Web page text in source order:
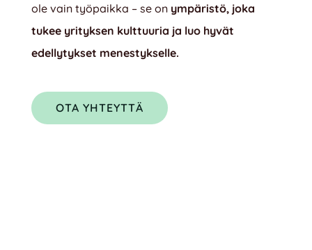
ole vain työpaikka – se on ympäristö, joka
tukee yrityksen kulttuuria ja luo hyvät
edellytykset menestykselle.
OTA YHTEYTTÄ